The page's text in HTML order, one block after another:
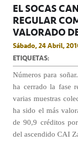
EL SOCAS
REGULAR
VALORADO
Sábado, 24 Abril,
ETIQUETAS:
Números para
ha cerrado la fase
varias muestras
ha sido el más
de 90,9 créditos
del ascendido CAI